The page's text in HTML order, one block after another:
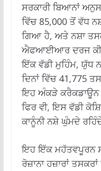
ਸਰਕਾਰੀ ਬਿਆਨਾਂ
ਵਿੱਚ 85,000 ਤੋਂ ਵੱਧ
ਗਿਆ ਹੈ, ਅਤੇ ਨਸ਼ਾ
ਐਫਆਈਆਰ ਦਰਜ
ਇੱਕ ਵੱਡੀ ਮੁਹਿੰਮ, ਯੁੱਧ
ਦਿਨਾਂ ਵਿੱਚ 41,775
ਇਹ ਅੰਕੜੇ ਕਰੈਕਡਾਊਨ
ਫਿਰ ਵੀ, ਇਸ ਵੱਡੀ
ਕਾਨੂੰਨੀ ਨਸ਼ੇ ਘੁੰਮਦੇ
ਇਹ ਇੱਕ ਮਹੱਤਵਪੂਰਨ
ਰੋਜ਼ਾਨਾ ਹਜ਼ਾਰਾਂ